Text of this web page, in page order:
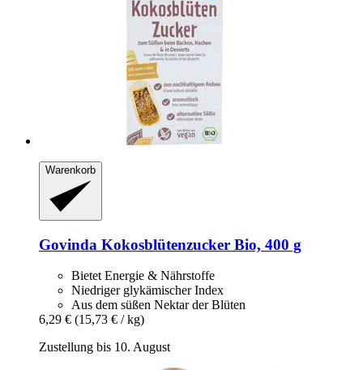
Warenkorb
Govinda Kokosblütenzucker Bio, 400 g
Bietet Energie & Nährstoffe
Niedriger glykämischer Index
Aus dem süßen Nektar der Blüten
6,29 € (15,73 € / kg)
Zustellung bis 10. August